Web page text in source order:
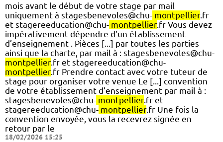
mois avant le début de votre stage par mail
uniquement à stagesbenevoles@chu- montpellier.fr
et stagereeducation@chu- montpellier.fr Vous devez
impérativement dépendre d'un établissement
d’enseignement . Pièces [...] par toutes les parties
ainsi que la charte, par mail à : stagesbenevoles@chu-
montpellier.fr et stagereeducation@chu-
montpellier.fr Prendre contact avec votre tuteur de
stage pour organiser votre venue Le [...] convention
de votre établissement d’enseignement par mail à :
stagesbenevoles@chu- montpellier.fr et
stagereeducation@chu- montpellier.fr Une fois la
convention envoyée, vous la recevrez signée en
retour par le
18/02/2026 15:25